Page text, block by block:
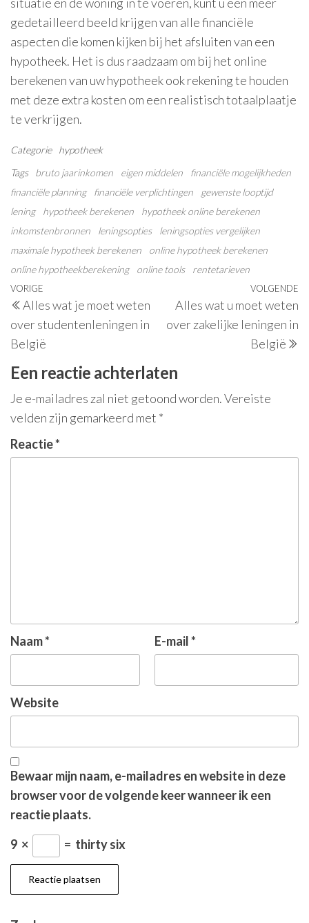
gedetailleerd beeld krijgen van alle financiële
aspecten die komen kijken bij het afsluiten van een
hypotheek. Het is dus raadzaam om bij het online
berekenen van uw hypotheek ook rekening te houden
met deze extra kosten om een realistisch totaalplaatje
te verkrijgen.
Categorie
hypotheek
Tags
bruto jaarinkomen eigen middelen
financiële mogelijkheden
financiële planning
financiële verplichtingen
gewenste looptijd
lening
hypotheek berekenen
hypotheek online berekenen
inkomstenbronnen
leningsopties
leningsopties vergelijken
maximale hypotheek berekenen
online hypotheek berekenen
online hypotheekberekening
online tools rentetarieven
Berichtnavigatie
Vorig
bericht
VORIGE
Alles wat je moet weten
over studentenleningen in
België
VOLGENDE
Alles wat u moet weten
over zakelijke leningen in
België
Een reactie achterlaten
Je e-mailadres zal niet getoond worden.Vereiste
velden zijn gemarkeerd met *
Reactie*
Naam* E-mail*
Website
Bewaar mijn naam, e-mailadres en website in deze
browser voor de volgende keer wanneer ik een
reactie plaats.
9 × = thirty six